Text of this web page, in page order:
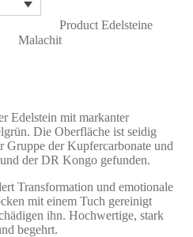
Product Edelsteine
Malachit
Edelstein mit markanter
Die Oberfläche ist seidig
Gruppe der Kupfercarbonate und
der DR Kongo gefunden.
Transformation und emotionale
mit einem Tuch gereinigt
ihn. Hochwertige, stark
begehrt.